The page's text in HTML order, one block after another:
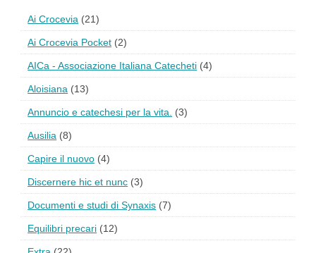
Ai Crocevia (21)
Ai Crocevia Pocket (2)
AICa - Associazione Italiana Catecheti (4)
Aloisiana (13)
Annuncio e catechesi per la vita. (3)
Ausilia (8)
Capire il nuovo (4)
Discernere hic et nunc (3)
Documenti e studi di Synaxis (7)
Equilibri precari (12)